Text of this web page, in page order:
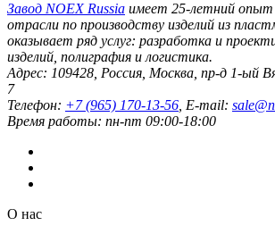
Завод NOEX Russia имеет 25-летний опыт
отрасли по производству изделий из
оказывает ряд услуг: разработка и
изделий, полиграфия и логистика.
Адрес: 109428, Россия, Москва, пр-д 1-ый
7
Телефон: +7 (965) 170-13-56, E-mail:
Время работы: пн-пт 09:00-18:00
О нас